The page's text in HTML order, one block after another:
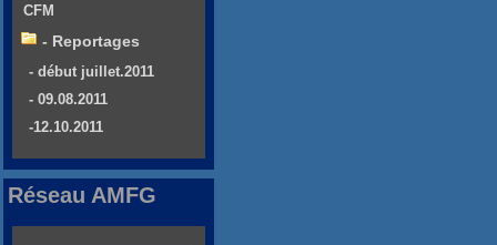
CFM
- Reportages
- début juillet.2011
- 09.08.2011
-12.10.2011
Réseau AMFG